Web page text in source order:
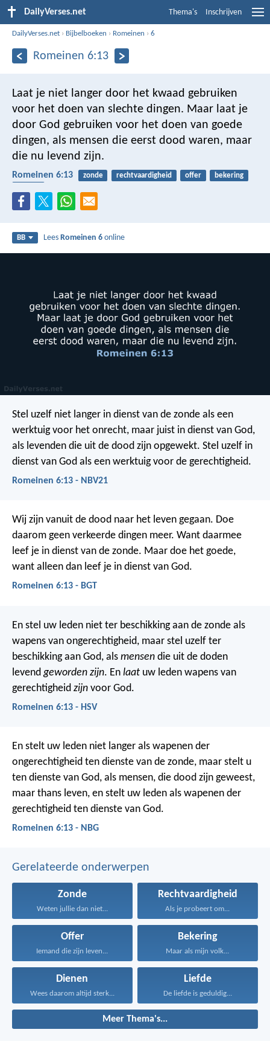
DailyVerses.net Thema's Inschrijven
DailyVerses.net › Bijbelboeken › Romeinen ›6
Romeinen 6:13
Laat je niet langer door het kwaad gebruiken
voor het doen van slechte dingen. Maar laat je
door God gebruiken voor het doen van goede
dingen, als mensen die eerst dood waren, maar
die nu levend zijn.
Romeinen 6:13 zonde rechtvaardigheid offer
bekering
BB LeesRomeinen 6 online
Stel uzelf niet langer in dienst van de zonde als een
werktuig voor het onrecht, maar juist in dienst van God,
als levenden die uit de dood zijn opgewekt. Stel uzelf in
dienst van God als een werktuig voor de gerechtigheid.
Romeinen 6:13 - NBV21
Wij zijn vanuit de dood naar het leven gegaan. Doe
daarom geen verkeerde dingen meer. Want daarmee
leef je in dienst van de zonde. Maar doe het goede,
want alleen dan leef je in dienst van God.
Romeinen 6:13 - BGT
En stel uw leden niet ter beschikking aan de zonde als
wapens van ongerechtigheid, maar stel uzelf ter
beschikking aan God, als mensen die uit de doden
levend geworden zijn. En laat uw leden wapens van
gerechtigheid zijn voor God.
Romeinen 6:13 - HSV
En stelt uw leden niet langer als wapenen der
ongerechtigheid ten dienste van de zonde, maar stelt u
ten dienste van God, als mensen, die dood zijn geweest,
maar thans leven, en stelt uw leden als wapenen der
gerechtigheid ten dienste van God.
Romeinen 6:13 - NBG
Gerelateerde onderwerpen
Zonde
Weten jullie dan niet...
Rechtvaardigheid
Als je probeert om...
Offer
Iemand die zijn leven...
Bekering
Maar als mijn volk...
Dienen
Wees daarom altijd sterk...
Liefde
De liefde is geduldig...
Meer Thema's...